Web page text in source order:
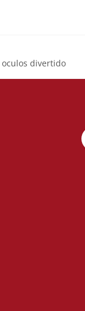
oculos divertido